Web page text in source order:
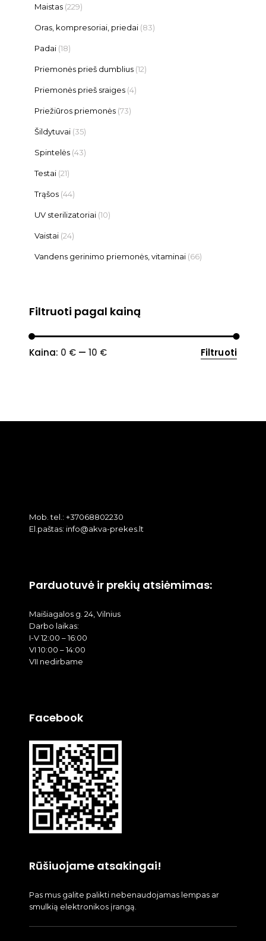
Maistas (229)
Oras, kompresoriai, priedai (83)
Padai (18)
Priemonės prieš dumblius (12)
Priemonės prieš sraiges (4)
Priežiūros priemonės (73)
Šildytuvai (35)
Spintelės (43)
Testai (21)
Trąšos (44)
UV sterilizatoriai (10)
Vaistai (24)
Vandens gerinimo priemonės, vitaminai (66)
Filtruoti pagal kainą
Min
Maks
Filtruoti
Kaina: 0 € — 10 €
Mob. tel.: +37068802230
El.paštas: info@akva-prekes.lt
Parduotuvė ir prekių atsiėmimas:
Maišiagalos g. 24, Vilnius
Darbo laikas:
I-V 12:00 – 16:00
VI 10:00 – 14:00
VII nedirbame
Facebook
Rūšiuojame atsakingai!
Pas mus galite palikti nebenaudojamas lempas ar
smulkią elektronikos įrangą.